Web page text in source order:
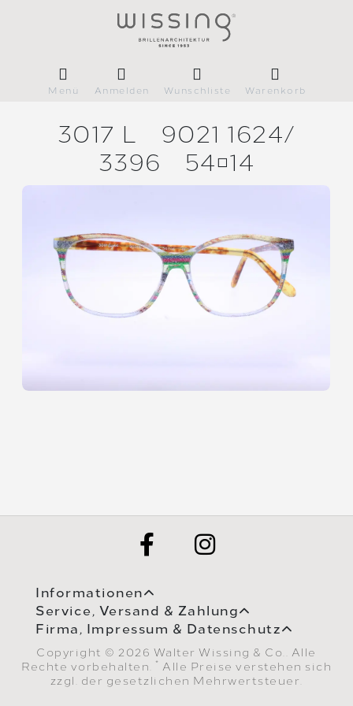
Menü Anmelden Wunschliste Warenkorb
3017 L
9021 1624/
3396
5414
Informationen
Service, Versand & Zahlung
Firma, Impressum & Datenschutz
Copyright © 2026 Walter Wissing & Co.. Alle
Rechte vorbehalten.
* Alle Preise verstehen sich
zzgl. der gesetzlichen Mehrwertsteuer.